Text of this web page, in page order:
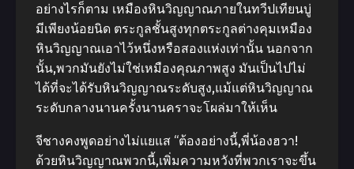
อย่างไรก็ตาม เหมืองหินวิญญาณภายในทวีปเทียนบู่
มีเพียงน้อยนิด ตระกูลชั้นสูงทุกตระกูลต่างคุมเหมือง
หินวิญญาณเอาไว้หนึ่งหรือสองแห่งเท่านั้น นอกจาก
นั้น,พวกมันยังไม่ใช่เหมืองคุณภาพสูง มันเป็นไปไม่
ได้ที่จะได้รับหินวิญญาณระดับสูง,แม้แต่หินวิญญาณ
ระดับกลางนานครั้งนานคราจะโผล่มาให้เห็น
จีชางคงพูดอย่างไม่แยแส “ต้องอย่างนี้,พี่น้องฮวา!
ด้วยหินวิญญาณพวกนี้,เพิ่มความหวังที่พวกเราจะขึ้น